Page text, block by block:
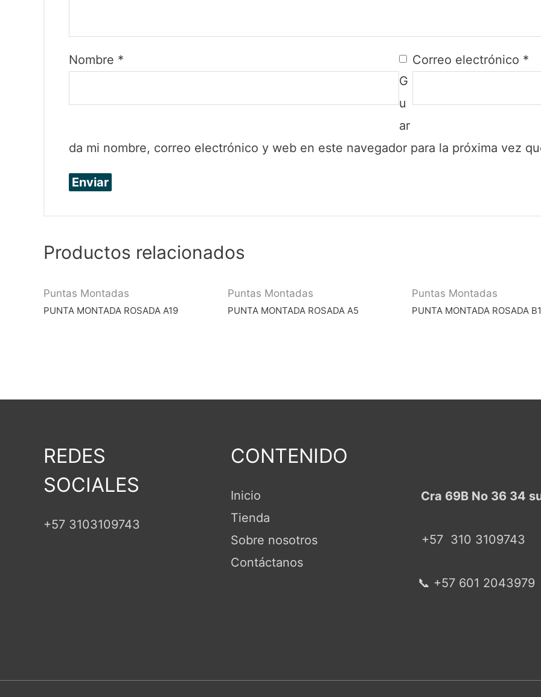
Nombre * Correo electrónico *
G
u
ar
da mi nombre, correo electrónico y web en este navegador para la próxima vez
Productos relacionados
Puntas Montadas
PUNTA MONTADA ROSADA A19
Puntas Montadas
PUNTA MONTADA ROSADA A5
Puntas Montadas
PUNTA MONTADA ROSADA
REDES
SOCIALES
+57 3103109743
CONTENIDO
Inicio
Tienda
Sobre nosotros
Contáctanos
Cra 69B No 36 34
+57 310 3109743
📞 +57 601 2043979